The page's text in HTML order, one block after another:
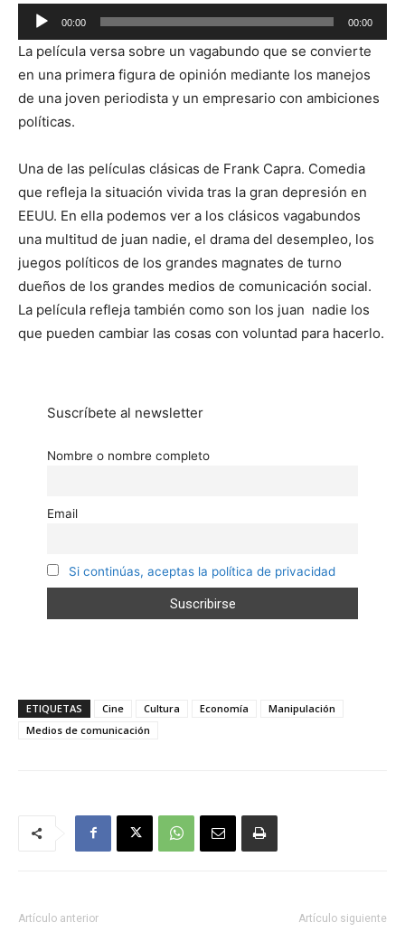
Reproductor
de
audio
00:00 00:00
La película versa sobre un vagabundo que se convierte
en una primera figura de opinión mediante los manejos
de una joven periodista y un empresario con ambiciones
políticas.
Una de las películas clásicas de Frank Capra. Comedia
que refleja la situación vivida tras la gran depresión en
EEUU. En ella podemos ver a los clásicos vagabundos
una multitud de juan nadie, el drama del desempleo, los
juegos políticos de los grandes magnates de turno
dueños de los grandes medios de comunicación social.
La película refleja también como son los juan nadie los
que pueden cambiar las cosas con voluntad para hacerlo.
Suscríbete al newsletter
Nombre o nombre completo
Email
Si continúas, aceptas la política de privacidad
ETIQUETAS Cine Cultura Economía
Manipulación
Medios de comunicación
Artículo anterior Artículo siguiente